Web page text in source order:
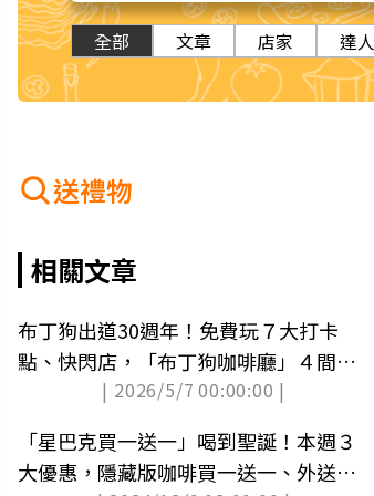
全部 文章 店家 達人
送禮物
相關文章
布丁狗出道30週年！免費玩７大打卡
點、快閃店，「布丁狗咖啡廳」４間一
| 2026/5/7 00:00:00 |
「星巴克買一送一」喝到聖誕！本週３
大優惠，隱藏版咖啡買一送一、外送好